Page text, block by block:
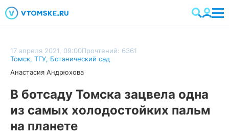
17 апреля 2021, 09:00Прочтений: 6361
Томск, ТГУ, Ботанический сад
Анастасия Андрюхова
В ботсаду Томска зацвела одна
из самых холодостойких пальм
на планете